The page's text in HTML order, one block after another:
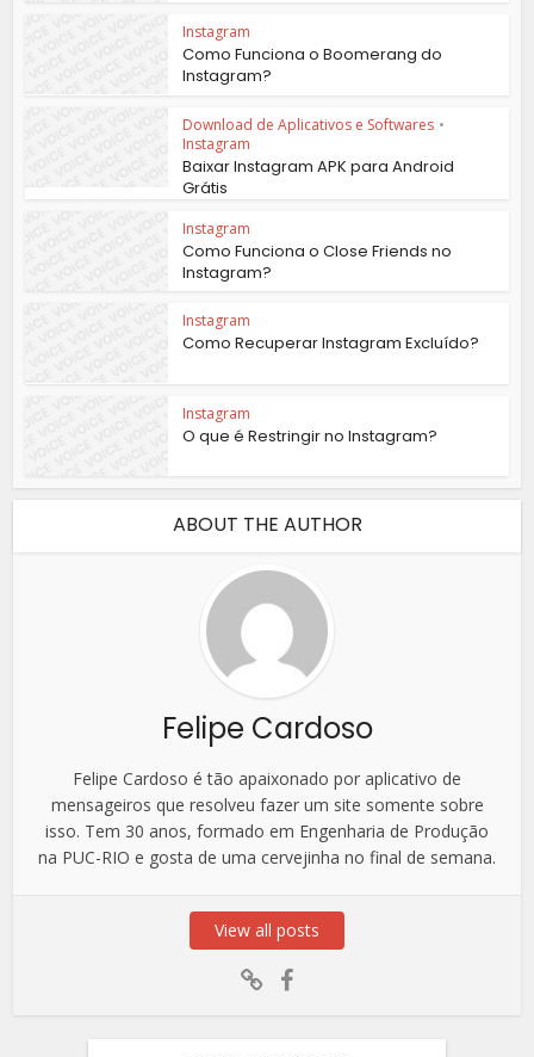
Instagram
Como Funciona o Boomerang do
Instagram?
Download de Aplicativos e Softwares •
Instagram
Baixar Instagram APK para Android
Grátis
Instagram
Como Funciona o Close Friends no
Instagram?
Instagram
Como Recuperar Instagram Excluído?
Instagram
O que é Restringir no Instagram?
ABOUT THE AUTHOR
Felipe Cardoso
Felipe Cardoso é tão apaixonado por aplicativo de
mensageiros que resolveu fazer um site somente sobre
isso. Tem 30 anos, formado em Engenharia de Produção
na PUC-RIO e gosta de uma cervejinha no final de semana.
View all posts